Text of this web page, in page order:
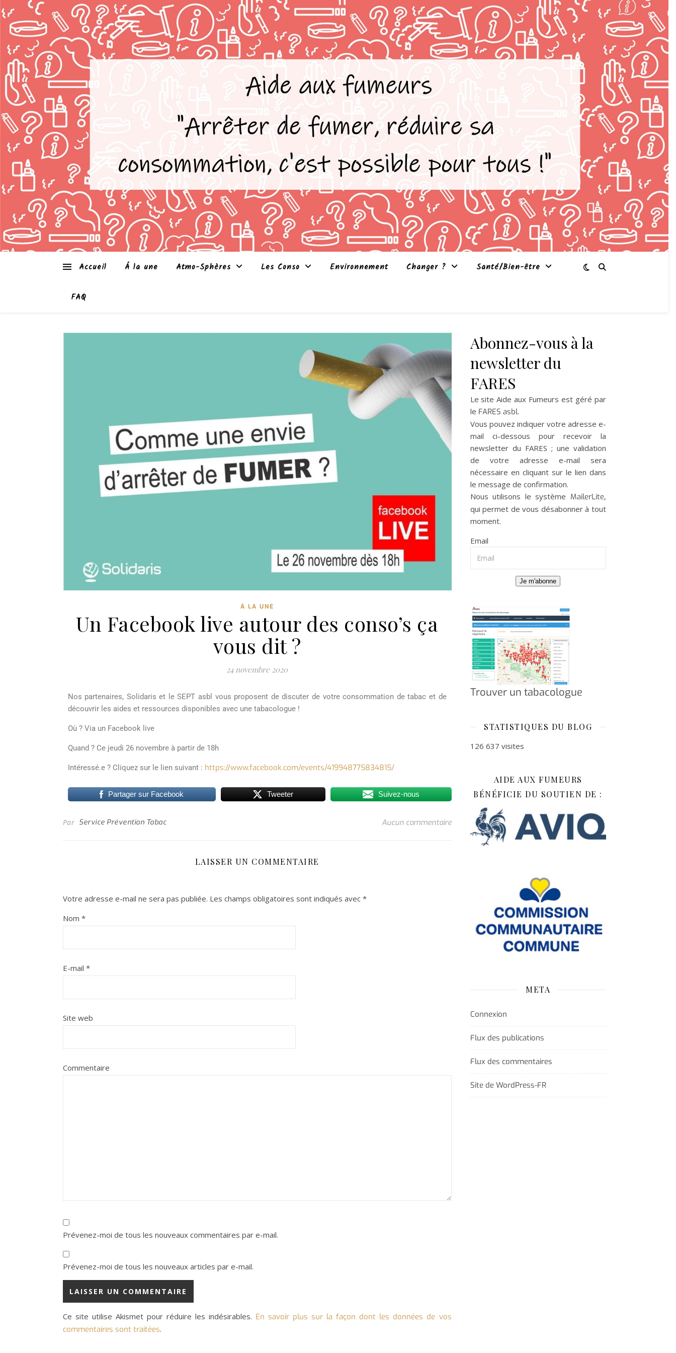
Accueil Á la une Atmo-Sphères Les Conso Environnement Changer ? Santé/Bien-être
FAQ
Á LA UNE
Un Facebook live autour des conso’s ça
vous dit ?
24 novembre 2020
Nos partenaires, Solidaris et le SEPT asbl vous proposent de discuter de votre consommation de tabac et de
découvrir les aides et ressources disponibles avec une tabacologue !
Où ? Via un Facebook live
Quand ? Ce jeudi 26 novembre à partir de 18h
Intéressé.e ? Cliquez sur le lien suivant : https://www.facebook.com/events/419948775834815/
Partager sur Facebook Tweeter Suivez-nous
Par Service Prévention Tabac Aucun commentaire
LAISSER UN COMMENTAIRE
Votre adresse e-mail ne sera pas publiée. Les champs obligatoires sont indiqués avec *
Nom *
E-mail *
Site web
Commentaire
Prévenez-moi de tous les nouveaux commentaires par e-mail.
Prévenez-moi de tous les nouveaux articles par e-mail.
Ce site utilise Akismet pour réduire les indésirables. En savoir plus sur la façon dont les données de vos
commentaires sont traitées.
Abonnez-vous à la
newsletter du
FARES
Le site Aide aux Fumeurs est géré par
le FARES asbl.
Vous pouvez indiquer votre adresse e-
mail ci-dessous pour recevoir la
newsletter du FARES ; une validation
de votre adresse e-mail sera
nécessaire en cliquant sur le lien dans
le message de confirmation.
Nous utilisons le système MailerLite,
qui permet de vous désabonner à tout
moment.
Email
Je m'abonne
Trouver un tabacologue
STATISTIQUES DU BLOG
126 637 visites
AIDE AUX FUMEURS
BÉNÉFICIE DU SOUTIEN DE :
META
Connexion
Flux des publications
Flux des commentaires
Site de WordPress-FR